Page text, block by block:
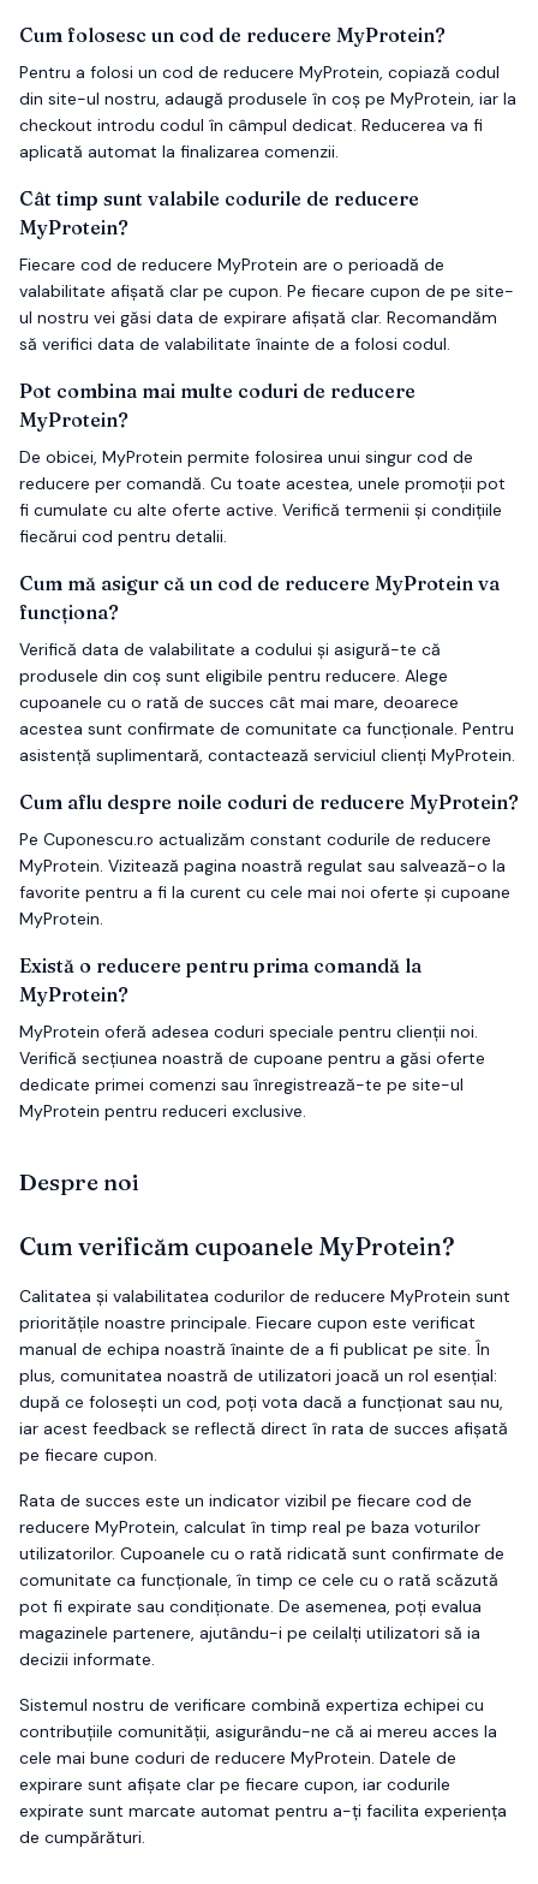
Cum folosesc un cod de reducere MyProtein?
Pentru a folosi un cod de reducere MyProtein, copiază codul
din site-ul nostru, adaugă produsele în coș pe MyProtein, iar la
checkout introdu codul în câmpul dedicat. Reducerea va fi
aplicată automat la finalizarea comenzii.
Cât timp sunt valabile codurile de reducere
MyProtein?
Fiecare cod de reducere MyProtein are o perioadă de
valabilitate afișată clar pe cupon. Pe fiecare cupon de pe site-
ul nostru vei găsi data de expirare afișată clar. Recomandăm
să verifici data de valabilitate înainte de a folosi codul.
Pot combina mai multe coduri de reducere
MyProtein?
De obicei, MyProtein permite folosirea unui singur cod de
reducere per comandă. Cu toate acestea, unele promoții pot
fi cumulate cu alte oferte active. Verifică termenii și condițiile
fiecărui cod pentru detalii.
Cum mă asigur că un cod de reducere MyProtein va
funcționa?
Verifică data de valabilitate a codului și asigură-te că
produsele din coș sunt eligibile pentru reducere. Alege
cupoanele cu o rată de succes cât mai mare, deoarece
acestea sunt confirmate de comunitate ca funcționale. Pentru
asistență suplimentară, contactează serviciul clienți MyProtein.
Cum aflu despre noile coduri de reducere MyProtein?
Pe Cuponescu.ro actualizăm constant codurile de reducere
MyProtein. Vizitează pagina noastră regulat sau salvează-o la
favorite pentru a fi la curent cu cele mai noi oferte și cupoane
MyProtein.
Există o reducere pentru prima comandă la
MyProtein?
MyProtein oferă adesea coduri speciale pentru clienții noi.
Verifică secțiunea noastră de cupoane pentru a găsi oferte
dedicate primei comenzi sau înregistrează-te pe site-ul
MyProtein pentru reduceri exclusive.
Despre noi
Cum verificăm cupoanele MyProtein?
Calitatea și valabilitatea codurilor de reducere MyProtein sunt
prioritățile noastre principale. Fiecare cupon este verificat
manual de echipa noastră înainte de a fi publicat pe site. În
plus, comunitatea noastră de utilizatori joacă un rol esențial:
după ce folosești un cod, poți vota dacă a funcționat sau nu,
iar acest feedback se reflectă direct în rata de succes afișată
pe fiecare cupon.
Rata de succes este un indicator vizibil pe fiecare cod de
reducere MyProtein, calculat în timp real pe baza voturilor
utilizatorilor. Cupoanele cu o rată ridicată sunt confirmate de
comunitate ca funcționale, în timp ce cele cu o rată scăzută
pot fi expirate sau condiționate. De asemenea, poți evalua
magazinele partenere, ajutându-i pe ceilalți utilizatori să ia
decizii informate.
Sistemul nostru de verificare combină expertiza echipei cu
contribuțiile comunității, asigurându-ne că ai mereu acces la
cele mai bune coduri de reducere MyProtein. Datele de
expirare sunt afișate clar pe fiecare cupon, iar codurile
expirate sunt marcate automat pentru a-ți facilita experiența
de cumpărături.